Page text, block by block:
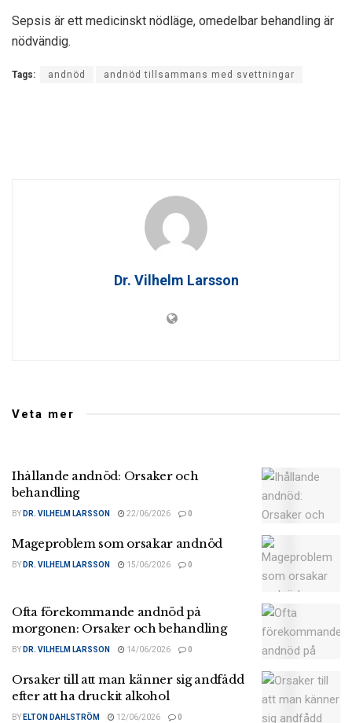
Sepsis är ett medicinskt nödläge, omedelbar behandling är
nödvändig.
Tags: andnöd andnöd tillsammans med svettningar
Dr. Vilhelm Larsson
Veta mer
Ihållande andnöd: Orsaker och
behandling
BY DR. VILHELM LARSSON 22/06/2026 0
Mageproblem som orsakar andnöd
BY DR. VILHELM LARSSON 15/06/2026 0
Ofta förekommande andnöd på
morgonen: Orsaker och behandling
BY DR. VILHELM LARSSON 14/06/2026 0
Orsaker till att man känner sig andfådd
efter att ha druckit alkohol
BY ELTON DAHLSTRÖM 12/06/2026 0